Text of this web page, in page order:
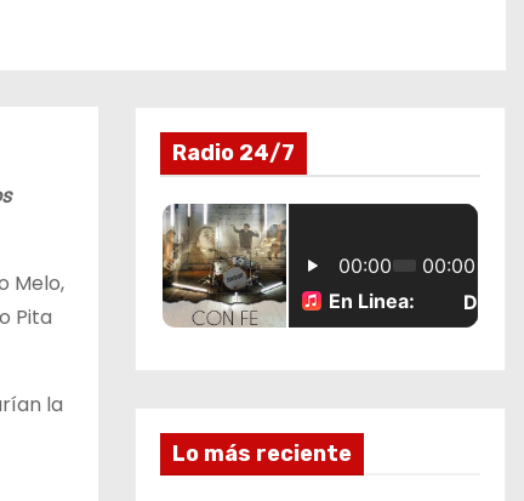
Melo,
Pita
la
Radio 24/7
Lo más reciente